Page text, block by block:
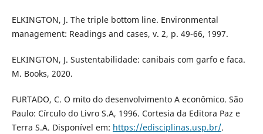
ELKINGTON, J. The triple bottom line. Environmental
management: Readings and cases, v. 2, p. 49-66, 1997.
ELKINGTON, J. Sustentabilidade: canibais com garfo e faca.
M. Books, 2020.
FURTADO, C. O mito do desenvolvimento A econômico. São
Paulo: Círculo do Livro S.A, 1996. Cortesia da Editora Paz e
Terra S.A. Disponível em: https://edisciplinas.usp.br/.